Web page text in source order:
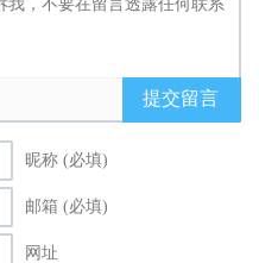
提交留言
昵称 (必填)
邮箱 (必填)
网址